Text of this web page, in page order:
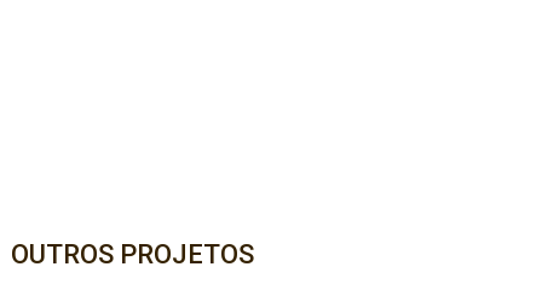
OUTROS PROJETOS